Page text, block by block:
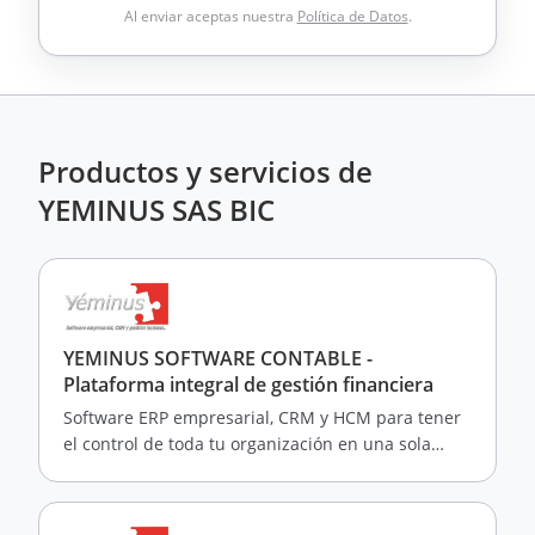
Al enviar aceptas nuestra Política de Datos.
Productos y servicios de
YEMINUS SAS BIC
YEMINUS SOFTWARE CONTABLE -
Plataforma integral de gestión financiera
Software ERP empresarial, CRM y HCM para tener
el control de toda tu organización en una sola
colombiana